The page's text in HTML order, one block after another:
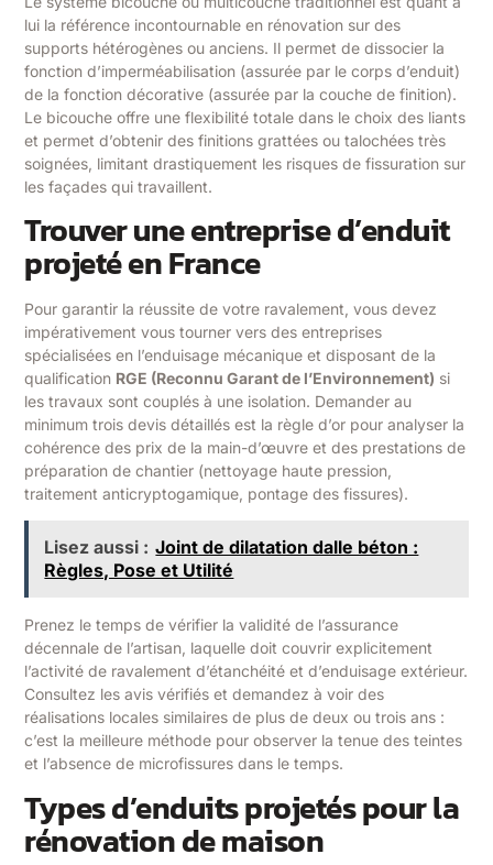
lui la référence incontournable en rénovation sur des
supports hétérogènes ou anciens. Il permet de dissocier la
fonction d’imperméabilisation (assurée par le corps d’enduit)
de la fonction décorative (assurée par la couche de finition).
Le bicouche offre une flexibilité totale dans le choix des liants
et permet d’obtenir des finitions grattées ou talochées très
soignées, limitant drastiquement les risques de fissuration sur
les façades qui travaillent.
Trouver une entreprise d’enduit
projeté en France
Pour garantir la réussite de votre ravalement, vous devez
impérativement vous tourner vers des entreprises
spécialisées en l’enduisage mécanique et disposant de la
qualification RGE (Reconnu Garant de l’Environnement) si
les travaux sont couplés à une isolation. Demander au
minimum trois devis détaillés est la règle d’or pour analyser la
cohérence des prix de la main-d’œuvre et des prestations de
préparation de chantier (nettoyage haute pression,
traitement anticryptogamique, pontage des fissures).
Lisez aussi : Joint de dilatation dalle béton :
Règles, Pose et Utilité
Prenez le temps de vérifier la validité de l’assurance
décennale de l’artisan, laquelle doit couvrir explicitement
l’activité de ravalement d’étanchéité et d’enduisage extérieur.
Consultez les avis vérifiés et demandez à voir des
réalisations locales similaires de plus de deux ou trois ans :
c’est la meilleure méthode pour observer la tenue des teintes
et l’absence de microfissures dans le temps.
Types d’enduits projetés pour la
rénovation de maison